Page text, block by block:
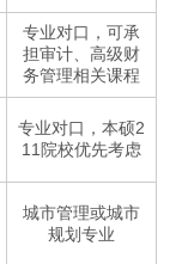
专业对口，可承
担审计、高级财
务管理相关课程
专业对口，本硕2
11院校优先考虑
城市管理或城市
规划专业